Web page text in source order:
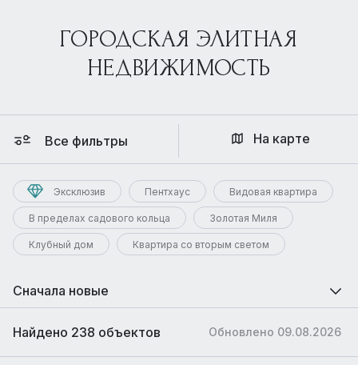
ГОРОДСКАЯ ЭЛИТНАЯ
НЕДВИЖИМОСТЬ
Все фильтры
Эксклюзив Пентхаус Видовая квартира
В пределах садового кольца Золотая Миля
Клубный дом Квартира со вторым светом
На карте
Сначала новые
Обновлено 09.08.2026
Найдено 238 объектов